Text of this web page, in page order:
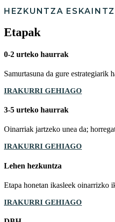
HEZKUNTZA
Etapak
0-2 urteko haurrak
Samurtasuna da gure estrategiarik
IRAKURRI GEHIAGO
3-5 urteko haurrak
Oinarriak jartzeko unea da;
IRAKURRI GEHIAGO
Lehen hezkuntza
Etapa honetan ikasleek oinarrizko
IRAKURRI GEHIAGO